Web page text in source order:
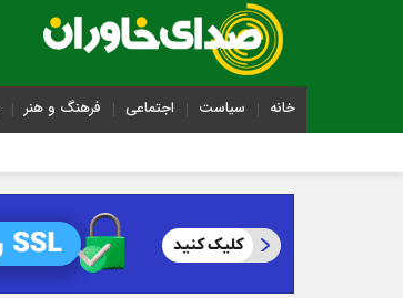
خانه سیاست اجتماعی فرهنگ و هنر